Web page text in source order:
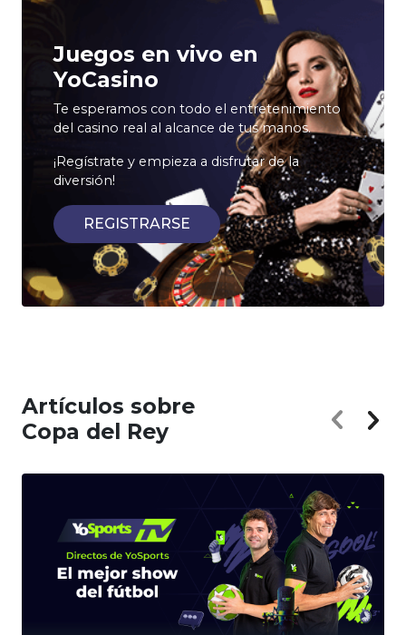
Juegos en vivo en
YoCasino
Te esperamos con todo el entretenimiento
del casino real al alcance de tus manos.
¡Regístrate y empieza a disfrutar de la
diversión!
REGISTRARSE
Artículos sobre
Copa del Rey